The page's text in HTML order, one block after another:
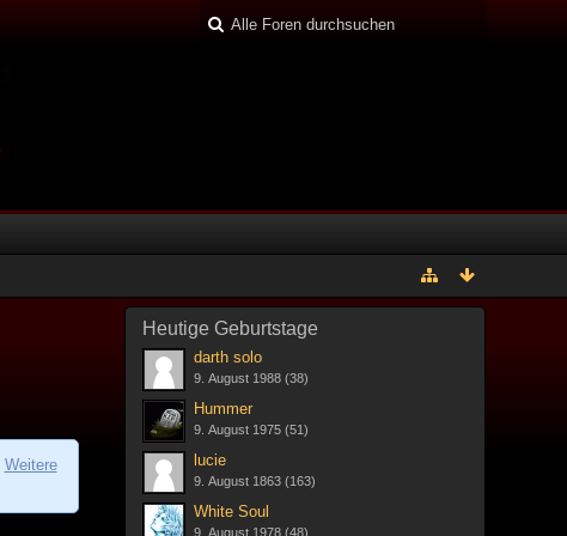
Weitere
Heutige Geburtstage
darth solo
9. August 1988 (38)
Hummer
9. August 1975 (51)
lucie
9. August 1863 (163)
White Soul
9. August 1978 (48)